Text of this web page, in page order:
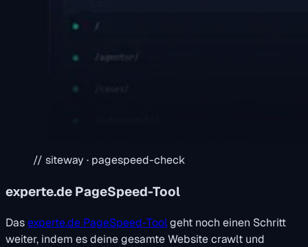
// siteway · pagespeed-check
experte.de PageSpeed-Tool
Dasexperte.de PageSpeed-Toolgeht noch einen Schritt
weiter, indem es deine gesamte Website crawlt und